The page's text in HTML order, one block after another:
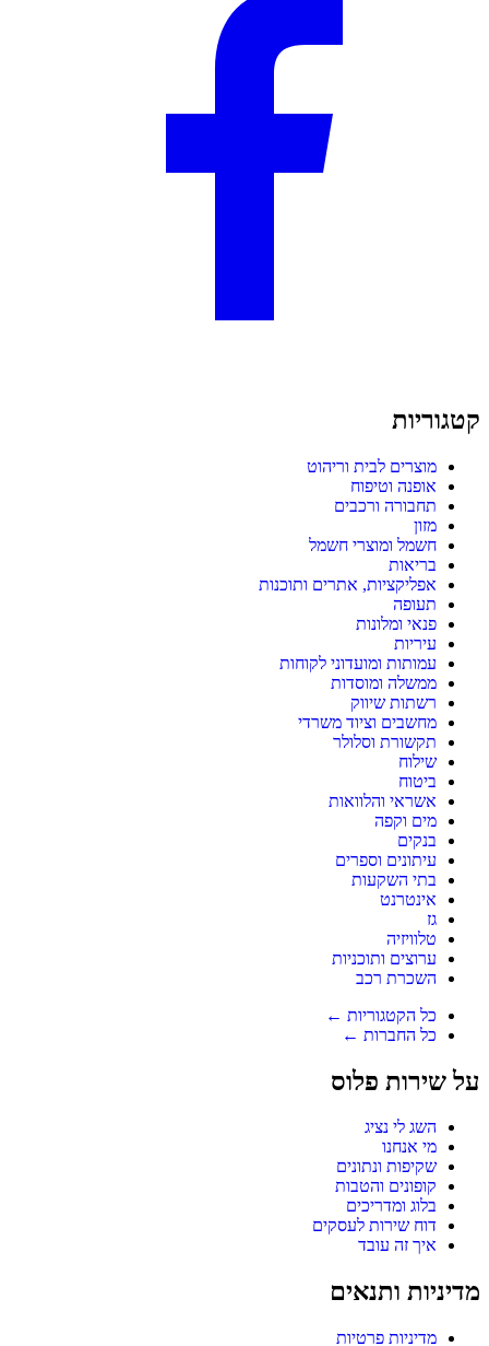
קטגוריות
מוצרים לבית וריהוט
אופנה וטיפוח
תחבורה ורכבים
מזון
חשמל ומוצרי חשמל
בריאות
אפליקציות, אתרים ותוכנות
תעופה
פנאי ומלונות
עיריות
עמותות ומועדוני לקוחות
ממשלה ומוסדות
רשתות שיווק
מחשבים וציוד משרדי
תקשורת וסלולר
שילוח
ביטוח
אשראי והלוואות
מים וקפה
בנקים
עיתונים וספרים
בתי השקעות
אינטרנט
גז
טלוויזיה
ערוצים ותוכניות
השכרת רכב
כל הקטגוריות ←
כל החברות ←
על שירות פלוס
השג לי נציג
מי אנחנו
שקיפות ונתונים
קופונים והטבות
בלוג ומדריכים
דוח שירות לעסקים
איך זה עובד
מדיניות ותנאים
מדיניות פרטיות